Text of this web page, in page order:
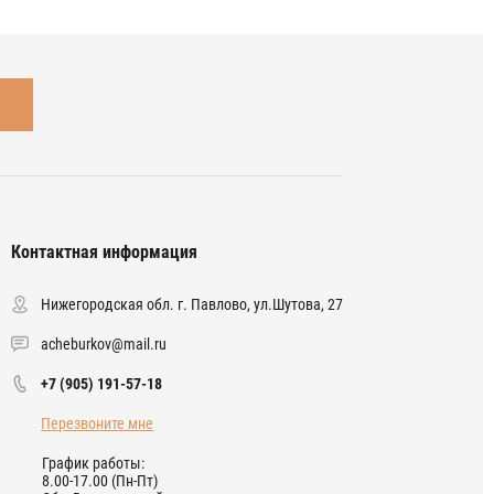
Контактная информация
Нижегородская обл. г. Павлово, ул.Шутова, 27
acheburkov@mail.ru
+7 (905) 191-57-18
Перезвоните мне
График работы:
8.00-17.00 (Пн-Пт)